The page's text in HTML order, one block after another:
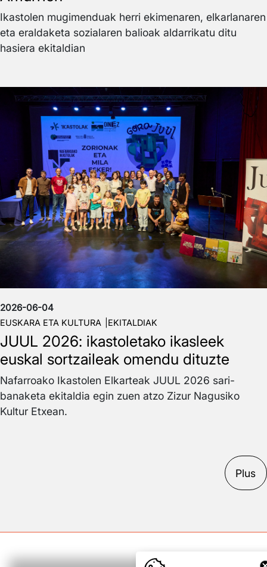
Ikastolen mugimenduak herri ekimenaren, elkarlanaren
eta eraldaketa sozialaren balioak aldarrikatu ditu
hasiera ekitaldian
Irudia
2026-06-04
EUSKARA ETA KULTURA EKITALDIAK
JUUL 2026: ikastoletako ikasleek
euskal sortzaileak omendu dituzte
Nafarroako Ikastolen Elkarteak JUUL 2026 sari-
banaketa ekitaldia egin zuen atzo Zizur Nagusiko
Kultur Etxean.
Plus